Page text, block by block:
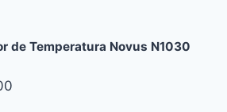
de Temperatura Novus N1030